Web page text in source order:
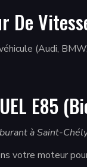
De
(Audi,
E85
à Saint-
votre moteur